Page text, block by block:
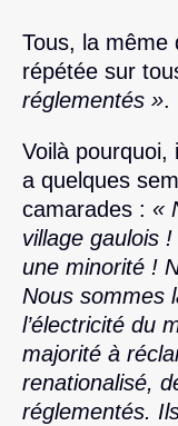
Tous, la même
répétée sur
réglementés ».
Voilà pourquoi,
a quelques
camarades : «
village gaulois
une minorité !
Nous sommes
l’électricité du
majorité à
renationalisé,
réglementés.